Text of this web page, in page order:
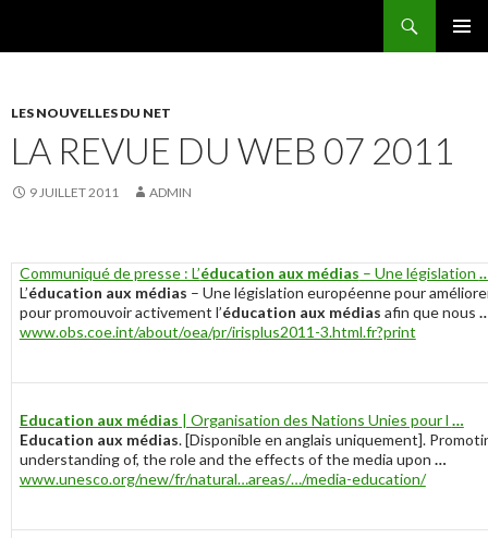
LES NOUVELLES DU NET
LA REVUE DU WEB 07 2011
9 JUILLET 2011 ADMIN
Communiqué de presse : L’éducation aux médias – Une législation
L’éducation aux médias – Une législation européenne pour
pour promouvoir activement l’éducation aux médias afin que nous
www.obs.coe.int/about/oea/pr/irisplus2011-3.html.fr?print
Education aux médias | Organisation des Nations Unies pour l …
Education aux médias.[Disponible en anglais uniquement].
understanding of, the role and the effects of the media upon …
www.unesco.org/new/fr/natural…areas/…/media-education/